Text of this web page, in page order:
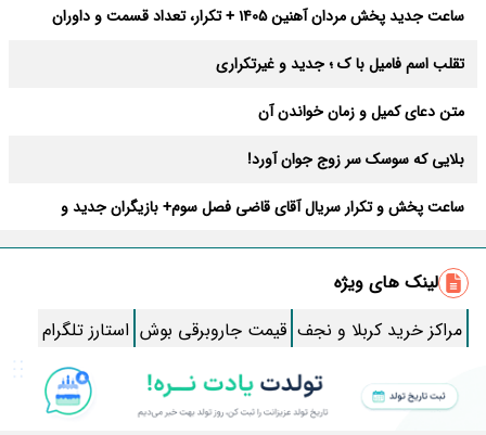
ساعت جدید پخش مردان آهنین 1405 + تکرار، تعداد قسمت و داوران
تقلب اسم فامیل با ک ؛ جدید و غیرتکراری
متن دعای کمیل و زمان خواندن آن
بلایی که سوسک سر زوج جوان آورد!
ساعت پخش و تکرار سریال آقای قاضی فصل سوم+ بازیگران جدید و
طرز تهیه سالاد ماکارونی خانگی خوشمزه و لذیذ + آموزش تصویری
طرز تهیه پاستا با سس آلفردو و مرغ فوری + آموزش تصویری پنه
جواب کامل اسم فامیل با “س”
ماه قرمز نشانه آخر دنیا در آسمان ظاهر شد !
لینک های ویژه
مراکز خرید کربلا و نجف قیمت جاروبرقی بوش استارز تلگرام
خرید بلیط قطار